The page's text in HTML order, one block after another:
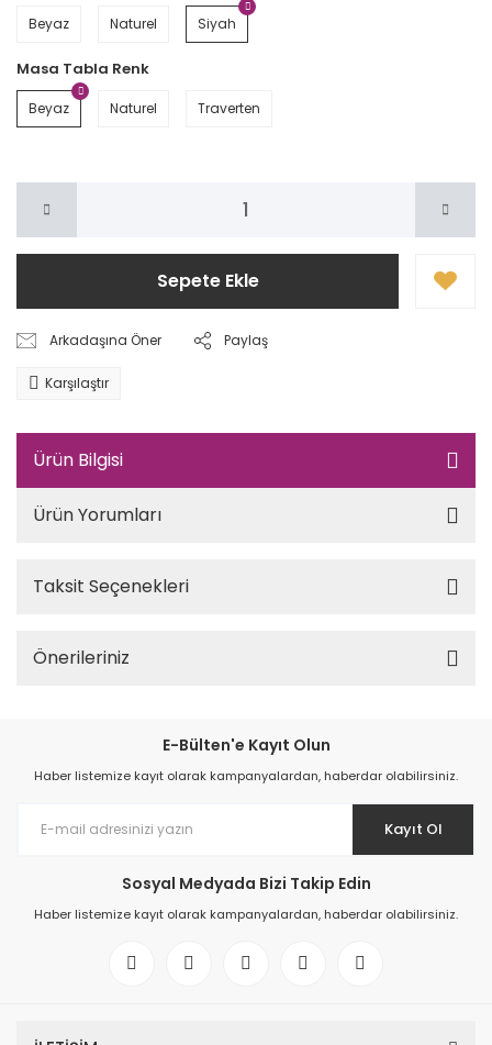
Beyaz Naturel Siyah
Masa Tabla Renk
Beyaz Naturel Traverten
Sepete Ekle
Arkadaşına Öner Paylaş
Karşılaştır
Ürün Bilgisi
Ürün Yorumları
Taksit Seçenekleri
Önerileriniz
E-Bülten'e Kayıt Olun
Haber listemize kayıt olarak kampanyalardan, haberdar olabilirsiniz.
Kayıt Ol
Sosyal Medyada Bizi Takip Edin
Haber listemize kayıt olarak kampanyalardan, haberdar olabilirsiniz.